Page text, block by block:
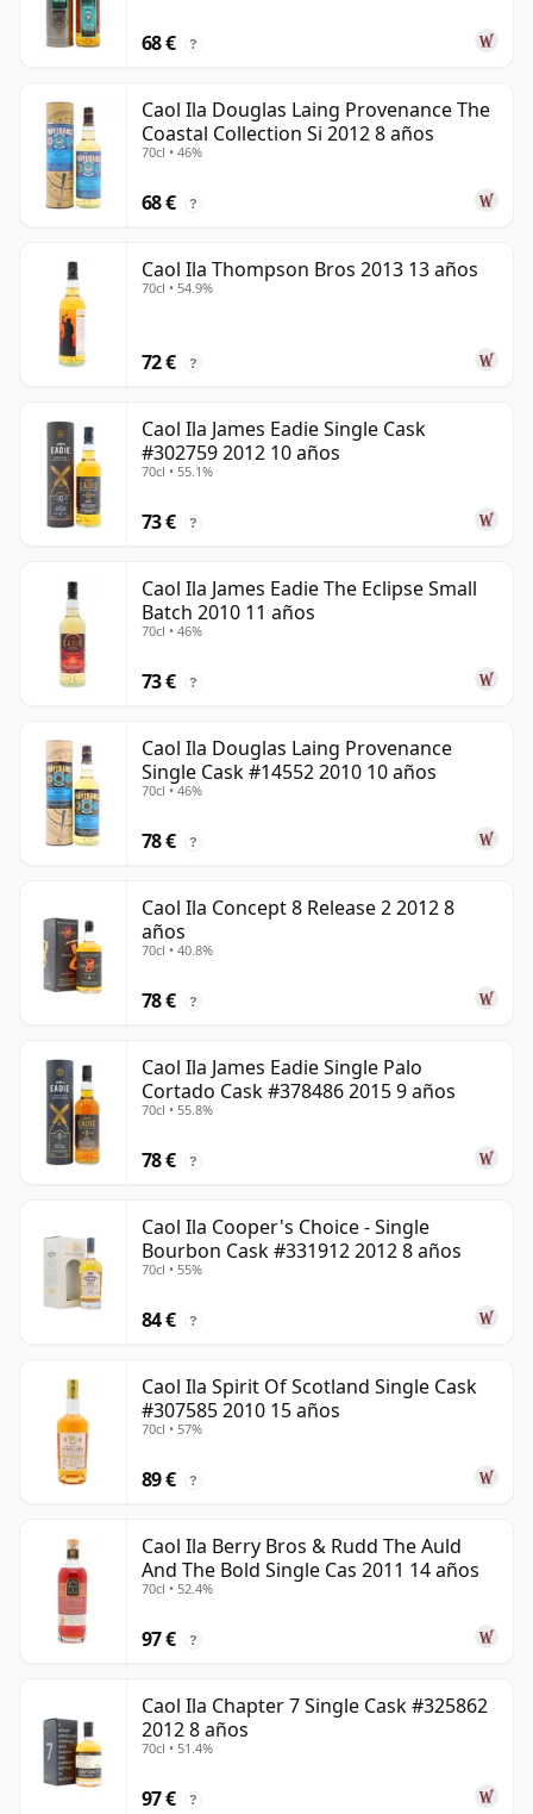
68 € ?
Caol Ila Douglas Laing Provenance The
Coastal Collection Si 2012 8 años
70cl • 46%
68 € ?
Caol Ila Thompson Bros 2013 13 años
70cl • 54.9%
72 € ?
Caol Ila James Eadie Single Cask
#302759 2012 10 años
70cl • 55.1%
73 € ?
Caol Ila James Eadie The Eclipse Small
Batch 2010 11 años
70cl • 46%
73 € ?
Caol Ila Douglas Laing Provenance
Single Cask #14552 2010 10 años
70cl • 46%
78 € ?
Caol Ila Concept 8 Release 2 2012 8
años
70cl • 40.8%
78 € ?
Caol Ila James Eadie Single Palo
Cortado Cask #378486 2015 9 años
70cl • 55.8%
78 € ?
Caol Ila Cooper's Choice - Single
Bourbon Cask #331912 2012 8 años
70cl • 55%
84 € ?
Caol Ila Spirit Of Scotland Single Cask
#307585 2010 15 años
70cl • 57%
89 € ?
Caol Ila Berry Bros & Rudd The Auld
And The Bold Single Cas 2011 14 años
70cl • 52.4%
97 € ?
Caol Ila Chapter 7 Single Cask #325862
2012 8 años
70cl • 51.4%
97 € ?